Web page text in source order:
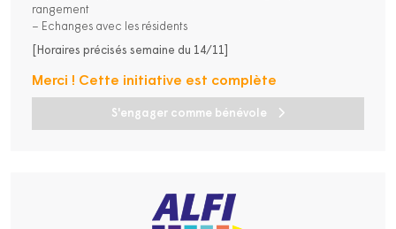
rangement
– Echanges avec les résidents
[Horaires précisés semaine du 14/11]
S'engager comme bénévole
Merci ! Cette initiative est complète